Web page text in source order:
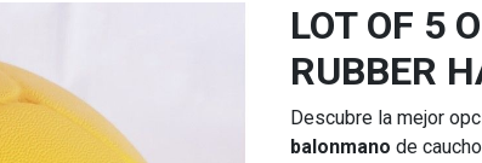
LOT OF 5
RUBBER
Descubre la mejor
balonmano de